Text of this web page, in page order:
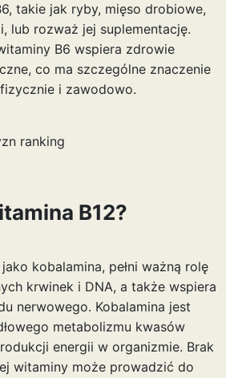
takie jak ryby, mięso drobiowe,
lub rozważ jej suplementację.
B6 wspiera zdrowie
co ma szczególne znaczenie
i zawodowo.
ranking
B12?
kobalamina, pełni ważną rolę
krwinek i DNA, a także wspiera
nerwowego. Kobalamina jest
metabolizmu kwasów
energii w organizmie. Brak
witaminy może prowadzić do